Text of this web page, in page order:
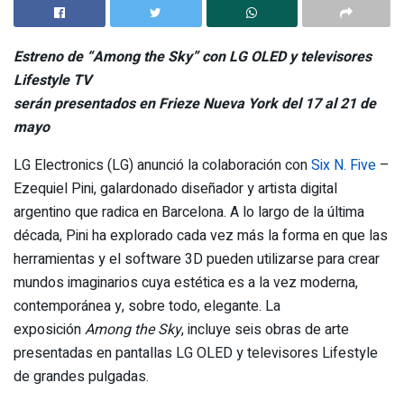
Estreno de “Among the Sky” con LG OLED y televisores
Lifestyle TV
serán presentados en Frieze Nueva York del 17 al 21 de
mayo
LG Electronics (LG) anunció la colaboración conSix N. Five –
Ezequiel Pini, galardonado diseñador y artista digital
argentino que radica en Barcelona. A lo largo de la última
década, Pini ha explorado cada vez más la forma en que las
herramientas y el software 3D pueden utilizarse para crear
mundos imaginarios cuya estética es a la vez moderna,
contemporánea y, sobre todo, elegante. La
exposiciónAmong the Sky, incluye seis obras de arte
presentadas en pantallas LG OLED y televisores Lifestyle
de grandes pulgadas.